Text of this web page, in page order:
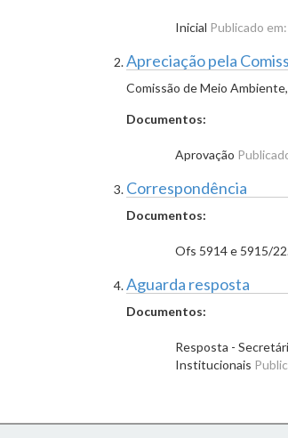
Inicial Publicado
Apreciação pela
Comissão de Meio
Documentos:
Aprovação
Correspondência
Documentos:
Ofs 5914 e 5915/
Aguarda resposta
Documentos:
Resposta -
Institucionais